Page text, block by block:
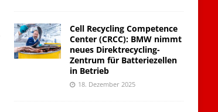
Cell Recycling Competence
Center (CRCC): BMW nimmt
neues Direktrecycling-
Zentrum für Batteriezellen
in Betrieb
18. Dezember 2025